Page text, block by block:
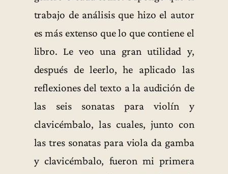
trabajo de análisis que hizo el autor
es más extenso que lo que contiene el
libro. Le veo una gran utilidad y,
después de leerlo, he aplicado las
reflexiones del texto a la audición de
las seis sonatas para violín y
clavicémbalo, las cuales, junto con
las tres sonatas para viola da gamba
y clavicémbalo, fueron mi primera